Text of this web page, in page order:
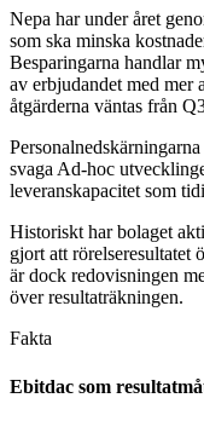
Nepa har under året
som ska minska
Besparingarna handlar
av erbjudandet med mer
åtgärderna väntas från
svaga Ad-hoc
leveranskapacitet som
Historiskt har bolaget
gjort att rörelseresultatet
är dock redovisningen
över resultaträkningen.
Fakta
Ebitdac som